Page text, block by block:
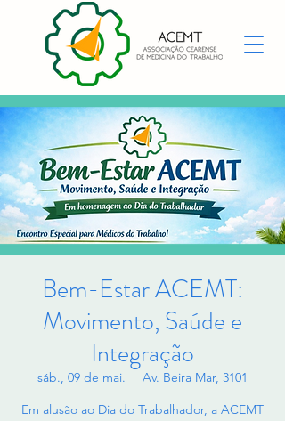
Bem-Estar ACEMT:
Movimento, Saúde e
Integração
sáb., 09 de mai.
  |
Av. Beira Mar, 3101
Em alusão ao Dia do Trabalhador, a ACEMT